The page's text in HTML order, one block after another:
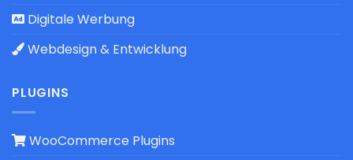
Digitale Werbung
Webdesign & Entwicklung
PLUGINS
WooCommerce Plugins